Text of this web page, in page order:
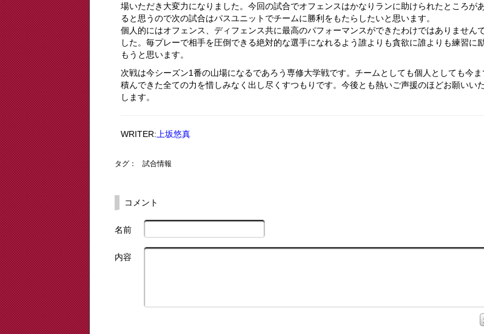
場いただき大変力になりました。今回の試合でオフェンスはかなりランに助けられたところが
ると思うので次の試合はパスユニットでチームに勝利をもたらしたいと思います。
個人的にはオフェンス、ディフェンス共に最高のパフォーマンスができたわけではありません
した。毎プレーで相手を圧倒できる絶対的な選手になれるよう誰よりも貪欲に誰よりも練習に
もうと思います。
次戦は今シーズン1番の山場になるであろう専修大学戦です。チームとしても個人としても今ま
積んできた全ての力を惜しみなく出し尽くすつもりです。今後とも熱いご声援のほどお願いい
します。
WRITER: 上坂悠真
タグ： 試合情報
コメント
名前
内容